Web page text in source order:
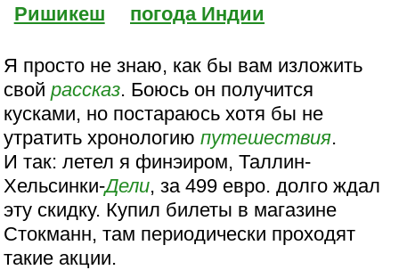
Ришикеш
погода Индии
Я просто не знаю, как бы вам изложить
свойрассказ. Боюсь он получится
кусками, но постараюсь хотя бы не
утратить хронологиюпутешествия.
И так: летел я финэиром, Таллин-
Хельсинки-Дели, за 499 евро. долго ждал
эту скидку. Купил билеты в магазине
Стокманн, там периодически проходят
такие акции.